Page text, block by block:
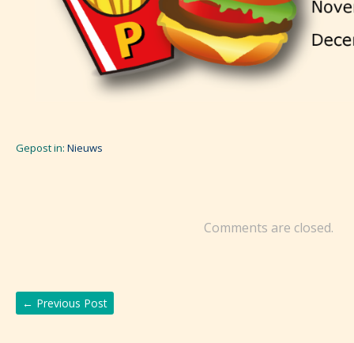
Gepost in: Nieuws
Comments are closed.
← Previous Post